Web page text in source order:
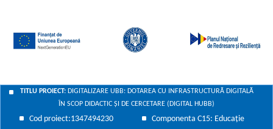
content
TITLU PROIECT:DIGITALIZARE UBB: DOTAREA CU INFRASTRUCTURĂ DIGITALĂ
ÎN SCOP DIDACTIC ȘI DE CERCETARE (DIGITAL HUBB)
Cod proiect:1347494230
Componenta C15: Educație